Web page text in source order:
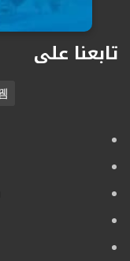
تابعنا على